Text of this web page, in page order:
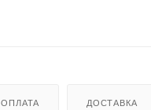
ОПЛАТА ДОСТАВКА